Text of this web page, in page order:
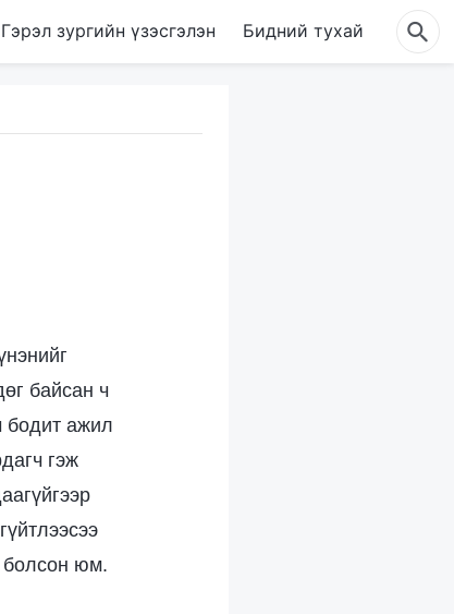
Гэрэл зургийн үзэсгэлэн Бидний тухай
байсан ч
бодит ажил
гэж
болсон юм.